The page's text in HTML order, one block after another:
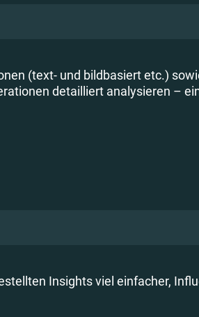
(text- und bildbasiert etc.)
detailliert analysieren –
Insights viel einfacher,